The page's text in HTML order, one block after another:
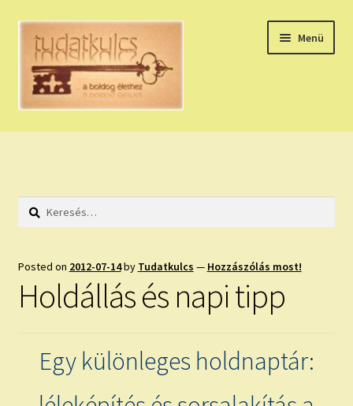
Ugrás
navigációhoz
Kilépés
tartalomba
Menü
HÚZZ EGY KÁRTYÁT!
HOLDNAPTÁR
NAPI ASZTROLÓGIA
child
child
Keresés:
Posted on 2012-07-14by Tudatkulcs — Hozzászólás most!
Holdállás és napi tipp
Egy különleges holdnaptár: